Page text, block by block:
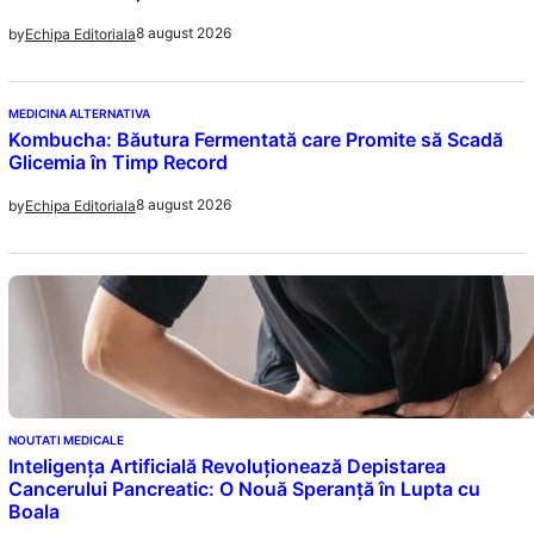
byEchipa Editoriala8 august 2026
MEDICINA ALTERNATIVA
Kombucha: Băutura Fermentată care Promite să Scadă
Glicemia în Timp Record
byEchipa Editoriala8 august 2026
NOUTATI MEDICALE
Inteligența Artificială Revoluționează Depistarea
Cancerului Pancreatic: O Nouă Speranță în Lupta cu
Boala